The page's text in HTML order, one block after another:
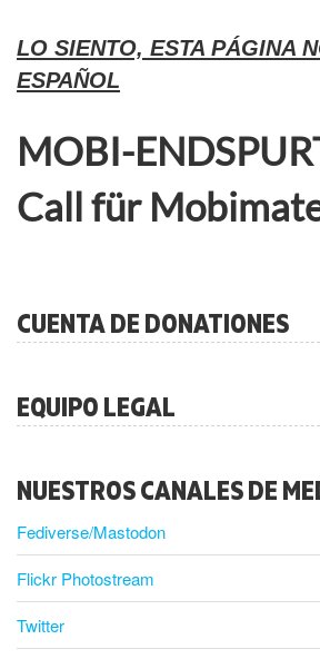
LO SIENTO, ESTA PÁGINA
ESPAÑOL
MOBI-
Call für
CUENTA DE DONATIONES
EQUIPO LEGAL
NUESTROS CANALES DE
Fediverse/Mastodon
Flickr Photostream
Twitter